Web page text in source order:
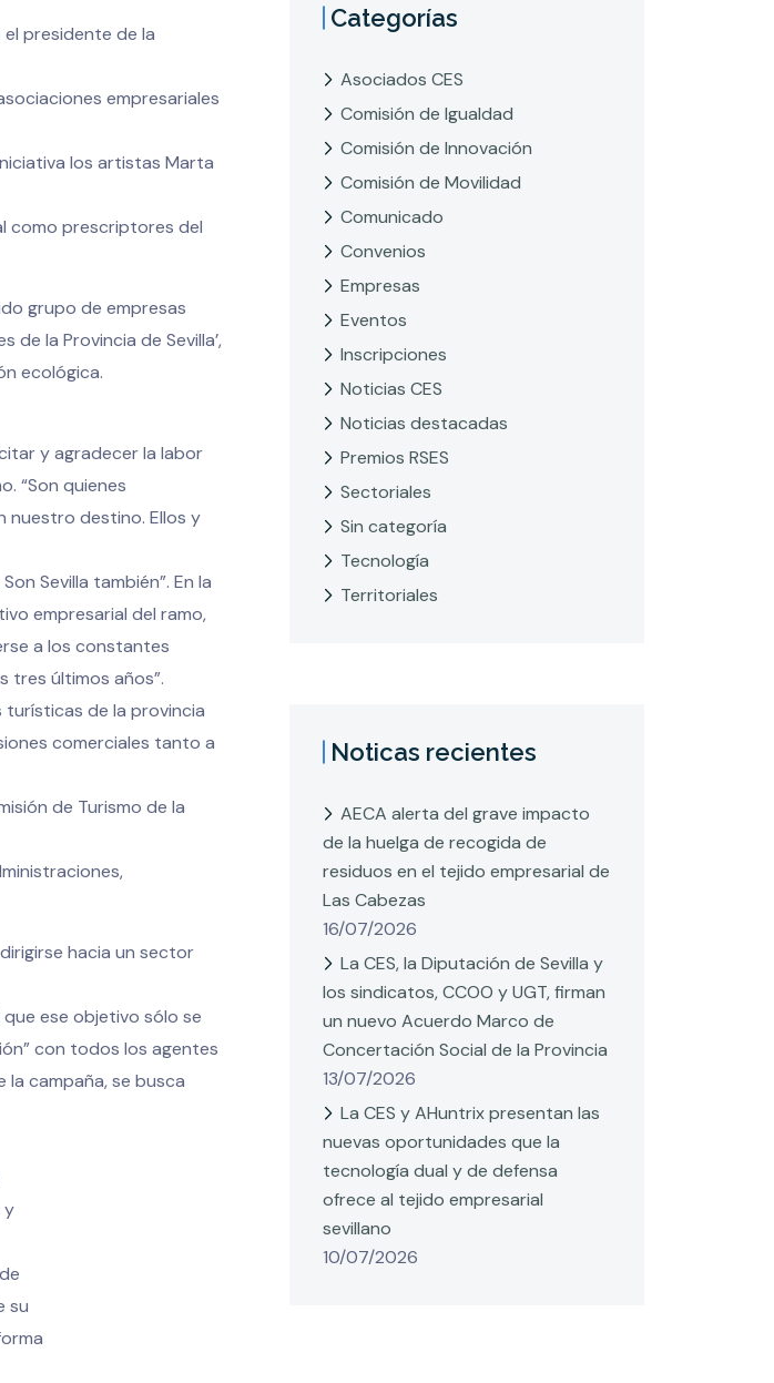
presidente de la
empresariales
los artistas Marta
como prescriptores del
grupo de empresas
la Provincia de Sevilla’,
ecológica.
y agradecer la labor
“Son quienes
nuestro destino. Ellos y
Sevilla también”. En la
empresarial del ramo,
a los constantes
tres últimos años”.
de la provincia
comerciales tanto a
de Turismo de la
hacia un sector
ese objetivo sólo se
con todos los agentes
la campaña, se busca
y
su
Categorías
Asociados CES
Comisión de Igualdad
Comisión de Innovación
Comisión de Movilidad
Comunicado
Convenios
Empresas
Eventos
Inscripciones
Noticias CES
Noticias destacadas
Premios RSES
Sectoriales
Sin categoría
Tecnología
Territoriales
Noticas recientes
AECA alerta del grave impacto
de la huelga de recogida de
residuos en el tejido empresarial de
Las Cabezas
16/07/2026
La CES, la Diputación de Sevilla y
los sindicatos, CCOO y UGT, firman
un nuevo Acuerdo Marco de
Concertación Social de la Provincia
13/07/2026
La CES y AHuntrix presentan las
nuevas oportunidades que la
tecnología dual y de defensa
ofrece al tejido empresarial
sevillano
10/07/2026